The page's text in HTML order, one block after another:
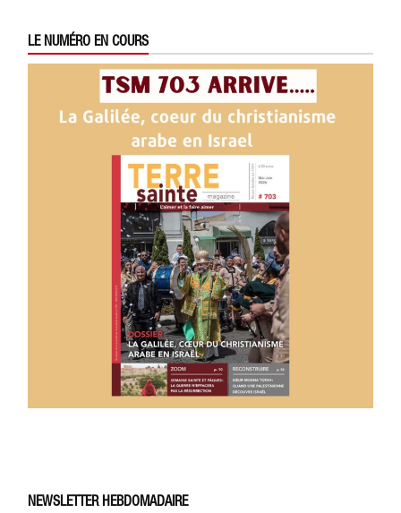
LE NUMÉRO EN COURS
NEWSLETTER HEBDOMADAIRE